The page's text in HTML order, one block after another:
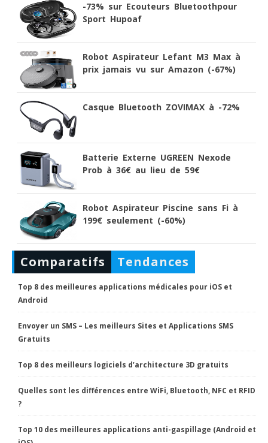
-73% sur Ecouteurs Bluetoothpour
Sport Hupoaf
Robot Aspirateur Lefant M3 Max à
prix jamais vu sur Amazon (-67%)
Casque Bluetooth ZOVIMAX à -72%
Batterie Externe UGREEN Nexode
Prob à 36€ au lieu de 59€
Robot Aspirateur Piscine sans Fi à
199€ seulement (-60%)
Comparatifs Tendances
Top 8 des meilleures applications médicales pour iOS et
Android
Envoyer un SMS – Les meilleurs Sites et Applications SMS
Gratuits
Top 8 des meilleurs logiciels d’architecture 3D gratuits
Quelles sont les différences entre WiFi, Bluetooth, NFC et RFID
?
Top 10 des meilleures applications anti-gaspillage (Android et